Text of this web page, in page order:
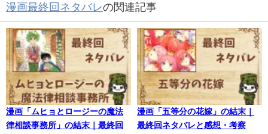
漫画最終回ネタバレの関連記事
漫画「ムヒョとロージーの魔法
律相談事務所」の結末｜最終回
漫画「五等分の花嫁」の結末｜
最終回ネタバレと感想・考察